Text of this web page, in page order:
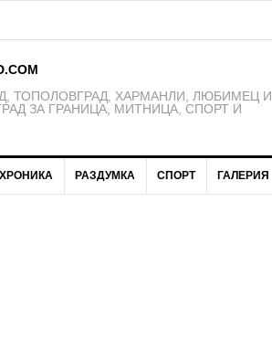
ТОПОЛОВГРАД, ХАРМАНЛИ, ЛЮБИМЕЦ И
ЗА ГРАНИЦА, МИТНИЦА, СПОРТ И
РАЗДУМКА СПОРТ ГАЛЕРИЯ